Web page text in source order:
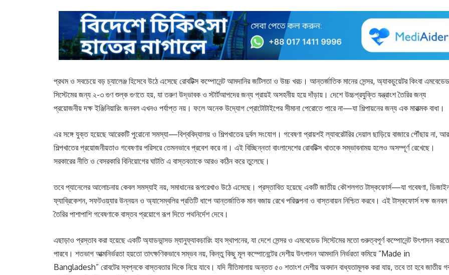
প্রথম ও সবচেয়ে বড় চ্যালেঞ্জ হিসেবে উঠে এসেছে রোবটিক্স কম্পোনেন্ট আমদানির জটিলতা ও উচ্চ খরচ। আন্তর্জাতিক মানের সেন্সর, অ্যাকচুয়েটর কিংবা এমবেডেড
সিস্টেমের জন্য ২-৩ গুণ শুল্ক গুণতে হয়, যা তরুণ উদ্ভাবক ও স্টার্টআপদের জন্য প্রায়ই অসহনীয় হয়ে দাঁড়ায়। দেশে উচ্চপ্রযুক্তি যন্ত্রাংশ তৈরির জন্য
প্রয়োজনীয় দক্ষ ইঞ্জিনিয়ারিং জনবল এখনও পর্যাপ্ত নয়। ফলে অনেক উদ্যোগ প্রোটোটাইপের সীমানা পেরোতে পারে না—যা শিল্পায়নের জন্য এক মারাত্মক বাধা।
এর সঙ্গে যুক্ত হয়েছে আরেকটি পুরোনো সমস্যা—বিশ্ববিদ্যালয় ও শিল্পখাতের দুর্বল সংযোগ। গবেষণা প্রায়শই ল্যাবরেটরির দেয়াল ছাড়িয়ে বাজারে পৌঁছায় না, আর
শিল্পখাতের প্রয়োজনীয়তাও গবেষণার পরিসরে তেমনভাবে প্রবেশ করে না। এই বিচ্ছিন্নতা বাংলাদেশের রোবটিক্স খাতকে সম্ভাবনাময় হলেও অসম্পূর্ণ রেখেছে।
সরকারের নীতি ও বেসরকারি বিনিয়োগের ঘাটতি এ বাস্তবতাকে আরও কঠিন করে তুলেছে।
তবে প্যানেলের আলোচনায় কেবল সমস্যাই নয়, সমাধানের রূপরেখাও উঠে এসেছে। প্রস্তাবিত হয়েছে একটি জাতীয় কৌশলগত টাস্কফোর্স—যা গবেষণা,
ফ্যাব্রিকেশন, সফটওয়্যার উন্নয়ন ও অ্যাসেম্বলির প্রতিটি ধাপে আন্তর্জাতিক মান বজায় রেখে পরিকল্পনা ও বাস্তবায়ন নিশ্চিত করবে। এই টাস্কফোর্স দক্ষ জনবল
তৈরির পাশাপাশি গবেষণাকে বাস্তব প্রয়োগে রূপ দিতে পথনির্দেশ দেবে।
এছাড়াও প্রস্তাব করা হয়েছে একটি অ্যাডভান্সড ম্যানুফ্যাকচারিং হাব স্থাপনের, যা দেশে সেন্সর ও এমবেডেড সিস্টেমের মতো গুরুত্বপূর্ণ কম্পোনেন্ট উৎপাদন করতে
পারবে। শতভাগ আত্মনির্ভরতা হয়তো তাৎক্ষণিকভাবে সম্ভব নয়, কিন্তু কিছু মূল কম্পোনেন্টের দেশীয় উৎপাদন আমদানি নির্ভরতা কমিয়ে “Made in
Bangladesh” রোবটের স্বপ্নকে বাস্তবতার দিকে নিয়ে যাবে। যদি নীতিমালায় অন্তত ৫০ শতাংশ দেশীয় অবদান বাধ্যতামূলক করা যায়, তবে তা হবে জাতীয়